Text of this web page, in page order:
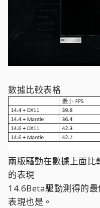
數據比較表格
兩版驅動在數據上面比
的表現
14.6Beta驅動測得的最
表現也是。